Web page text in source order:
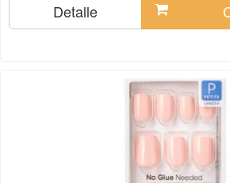
Detalle